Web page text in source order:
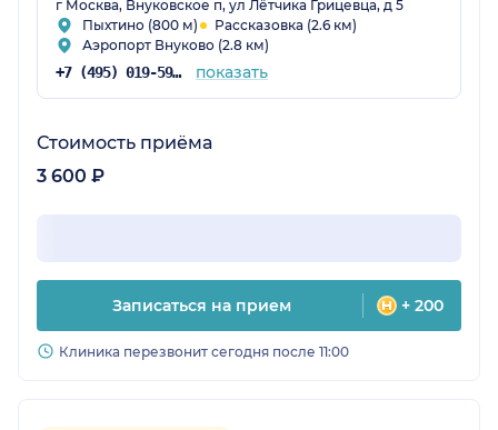
г Москва, Внуковское п, ул Лётчика Грицевца, д 5
Пыхтино (800 м)
Рассказовка (2.6 км)
Аэропорт Внуково (2.8 км)
+7 (495) 019-59-69 показать
Стоимость приёма
3 600 ₽
Записаться на прием + 200
Клиника перезвонит сегодня после 11:00